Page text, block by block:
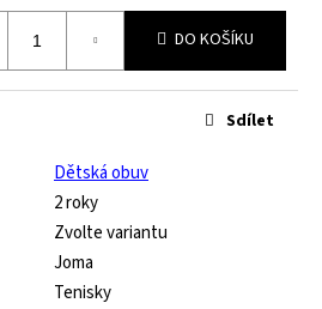
DO KOŠÍKU
Dětská obuv
2 roky
Zvolte variantu
Joma
Tenisky
Sdílet